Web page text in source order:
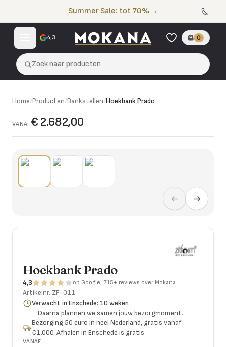
Summer Sale: tot 70% →
4,3 0
Zoek naar producten
Home/Producten/Bankstellen/Hoekbank Prado
VANAF€ 2.682,00
Hoekbank Prado
4,3 op Google, 715+ reviews over Mokana
Artikelnr. ZF-011
Verwacht in Enschede: 10 weken
Daarna plannen we samen jouw bezorgmoment.
Bezorging 50 euro in heel Nederland, gratis vanaf
€1.000. Afhalen in Enschede is gratis
VANAF